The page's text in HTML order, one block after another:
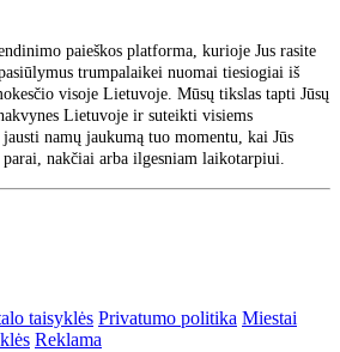
paieškos platforma, kurioje Jus rasite
trumpalaikei nuomai tiesiogiai iš
visoje Lietuvoje. Mūsų tikslas tapti Jūsų
Lietuvoje ir suteikti visiems
namų jaukumą tuo momentu, kai Jūs
parai, nakčiai arba ilgesniam laikotarpiui.
taisyklės Privatumo politika Miestai
Reklama